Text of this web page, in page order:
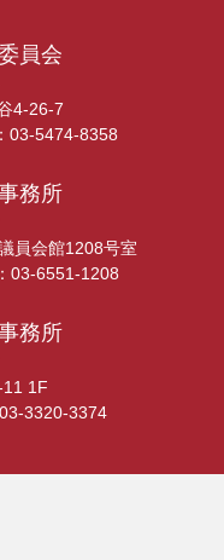
員会
4-26-7
03-5474-8358
務所
員会館1208号室
03-6551-1208
務所
1F
3320-3374